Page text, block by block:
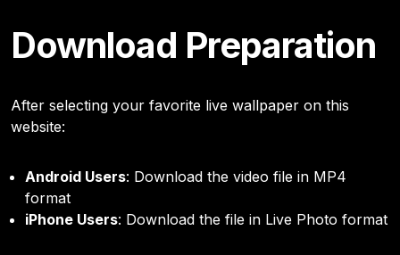
Download Preparation
After selecting your favorite live wallpaper on this
website:
Android Users: Download the video file in MP4
format
iPhone Users: Download the file in Live Photo format